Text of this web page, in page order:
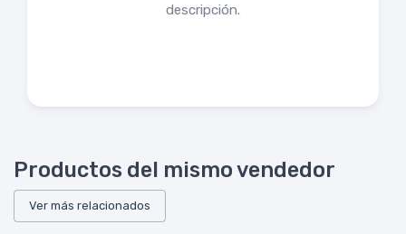
descripción.
Productos del mismo vendedor
Ver más relacionados